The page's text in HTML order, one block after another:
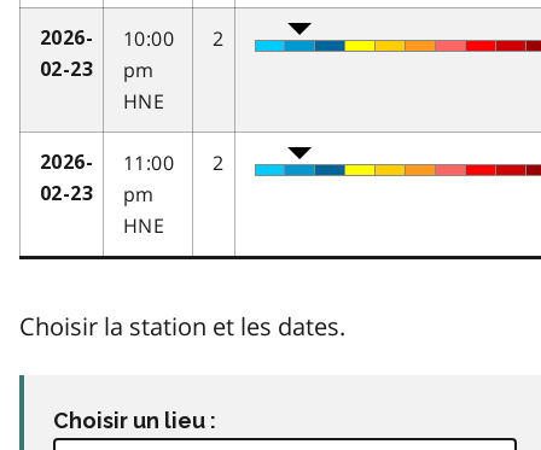
2026-
02-23
10:00
pm
HNE
2
2026-
02-23
11:00
pm
HNE
2
Choisir la station et les dates.
Choisir un lieu :